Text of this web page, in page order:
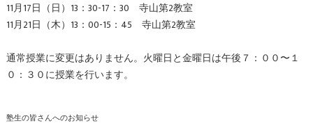
11月17日（日）13：30-17：30 寺山第2教室
11月21日（木）13：00-15：45 寺山第2教室
通常授業に変更はありません。火曜日と金曜日は午後７：００〜１
０：３０に授業を行います。
塾生の皆さんへのお知らせ